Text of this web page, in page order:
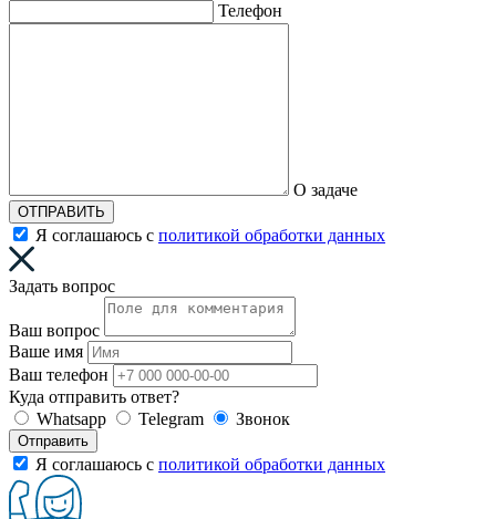
Телефон
О задаче
ОТПРАВИТЬ
Я соглашаюсь с политикой обработки данных
Задать вопрос
Ваш вопрос
Ваше имя
Ваш телефон
Куда отправить ответ?
Whatsapp
Telegram Звонок
Отправить
Я соглашаюсь с политикой обработки данных